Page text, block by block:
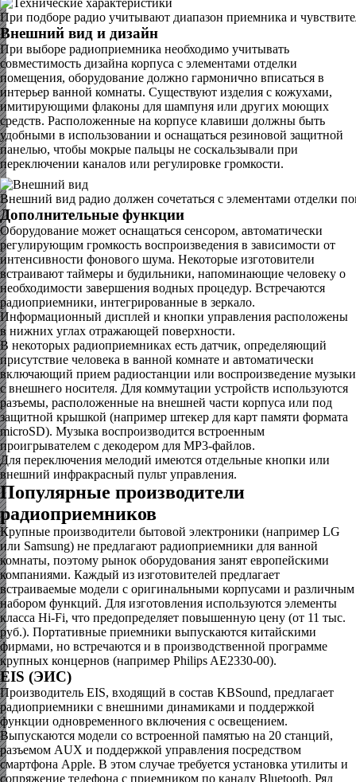
При подборе радио учитывают диапазон приемника и
Внешний вид и дизайн
При выборе радиоприемника необходимо учитывать
совместимость дизайна корпуса с элементами отделки
помещения, оборудование должно гармонично вписаться в
интерьер ванной комнаты. Существуют изделия с кожухами,
имитирующими флаконы для шампуня или других моющих
средств. Расположенные на корпусе клавиши должны быть
удобными в использовании и оснащаться резиновой защитной
панелью, чтобы мокрые пальцы не соскальзывали при
переключении каналов или регулировке громкости.
Внешний вид радио должен сочетаться с элементами отделки
Дополнительные функции
Оборудование может оснащаться сенсором, автоматически
регулирующим громкость воспроизведения в зависимости от
интенсивности фонового шума. Некоторые изготовители
встраивают таймеры и будильники, напоминающие человеку о
необходимости завершения водных процедур. Встречаются
радиоприемники, интегрированные в зеркало.
Информационный дисплей и кнопки управления расположены
в нижних углах отражающей поверхности.
В некоторых радиоприемниках есть датчик, определяющий
присутствие человека в ванной комнате и автоматически
включающий прием радиостанции или воспроизведение музыки
с внешнего носителя. Для коммутации устройств используются
разъемы, расположенные на внешней части корпуса или под
защитной крышкой (например штекер для карт памяти формата
microSD). Музыка воспроизводится встроенным
проигрывателем с декодером для MP3-файлов.
Для переключения мелодий имеются отдельные кнопки или
внешний инфракрасный пульт управления.
Популярные производители
радиоприемников
Крупные производители бытовой электроники (например LG
или Samsung) не предлагают радиоприемники для ванной
комнаты, поэтому рынок оборудования занят европейскими
компаниями. Каждый из изготовителей предлагает
встраиваемые модели с оригинальными корпусами и различным
набором функций. Для изготовления используются элементы
класса Hi-Fi, что предопределяет повышенную цену (от 11 тыс.
руб.). Портативные приемники выпускаются китайскими
фирмами, но встречаются и в производственной программе
крупных концернов (например Philips AE2330-00).
EIS (ЭИС)
Производитель EIS, входящий в состав KBSound, предлагает
радиоприемники с внешними динамиками и поддержкой
функции одновременного включения с освещением.
Выпускаются модели со встроенной памятью на 20 станций,
разъемом AUX и поддержкой управления посредством
смартфона Apple. В этом случае требуется установка утилиты и
сопряжение телефона с приемником по каналу Bluetooth. Ряд